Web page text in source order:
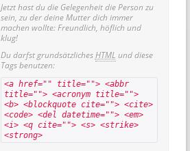
Jetzt hast du die Gelegenheit die Person zu
sein, zu der deine Mutter dich immer
machen wollte: Freundlich, höflich und
klug!
Du darfst grundsätzlichesHTML und diese
Tags benutzen:
<a href="" title=""> <abbr
title=""> <acronym title="">
<b> <blockquote cite=""> <cite>
<code> <del datetime=""> <em>
<i> <q cite=""> <s> <strike>
<strong>